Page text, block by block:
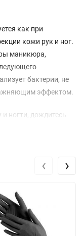
как при
кожи рук и ног.
маникюра,
бактерии, не
эффектом.
ногти, дождитесь
‹ ›